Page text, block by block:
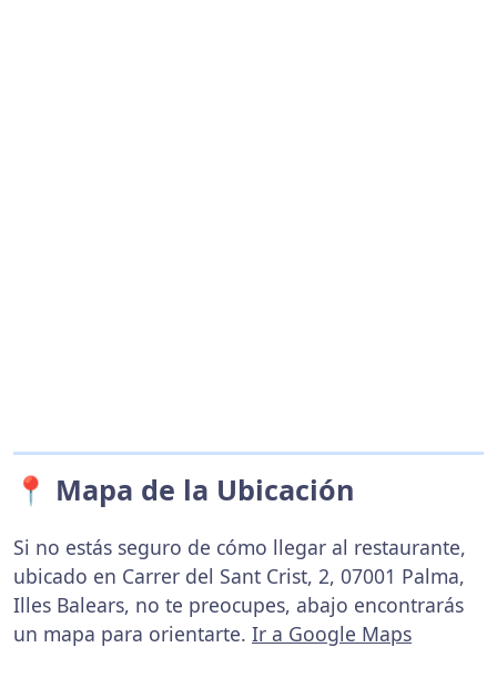
📍 Mapa de la Ubicación
Si no estás seguro de cómo llegar al restaurante,
ubicado en Carrer del Sant Crist, 2, 07001 Palma,
Illes Balears, no te preocupes, abajo encontrarás
un mapa para orientarte. Ir a Google Maps